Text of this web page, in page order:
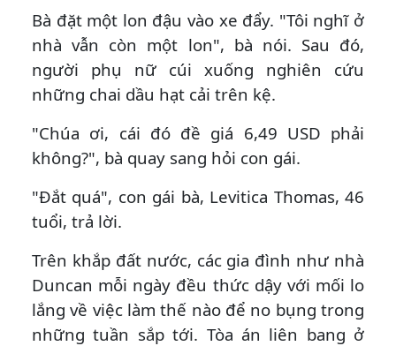
Bà đặt một lon đậu vào xe đẩy. "Tôi nghĩ ở
nhà vẫn còn một lon", bà nói. Sau đó,
người phụ nữ cúi xuống nghiên cứu
những chai dầu hạt cải trên kệ.
"Chúa ơi, cái đó đề giá 6,49 USD phải
không?", bà quay sang hỏi con gái.
"Đắt quá", con gái bà, Levitica Thomas, 46
tuổi, trả lời.
Trên khắp đất nước, các gia đình như nhà
Duncan mỗi ngày đều thức dậy với mối lo
lắng về việc làm thế nào để no bụng trong
những tuần sắp tới. Tòa án liên bang ở